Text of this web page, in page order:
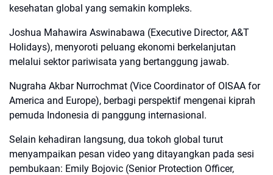
kesehatan global yang semakin kompleks.
Joshua Mahawira Aswinabawa (Executive Director, A&T
Holidays), menyoroti peluang ekonomi berkelanjutan
melalui sektor pariwisata yang bertanggung jawab.
Nugraha Akbar Nurrochmat (Vice Coordinator of OISAA for
America and Europe), berbagi perspektif mengenai kiprah
pemuda Indonesia di panggung internasional.
Selain kehadiran langsung, dua tokoh global turut
menyampaikan pesan video yang ditayangkan pada sesi
pembukaan: Emily Bojovic (Senior Protection Officer,